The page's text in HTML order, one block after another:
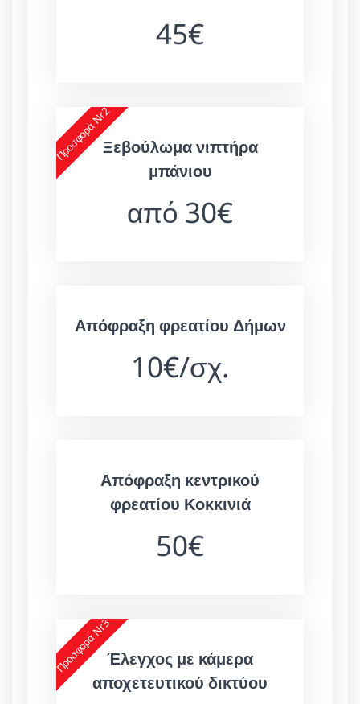
45€
Προσφορά Nr2Ξεβούλωμα νιπτήρα
μπάνιου
από 30€
Απόφραξη φρεατίου Δήμων
10€/σχ.
Απόφραξη κεντρικού
φρεατίου Κοκκινιά
50€
Προσφορά Nr3Έλεγχος με κάμερα
αποχετευτικού δικτύου